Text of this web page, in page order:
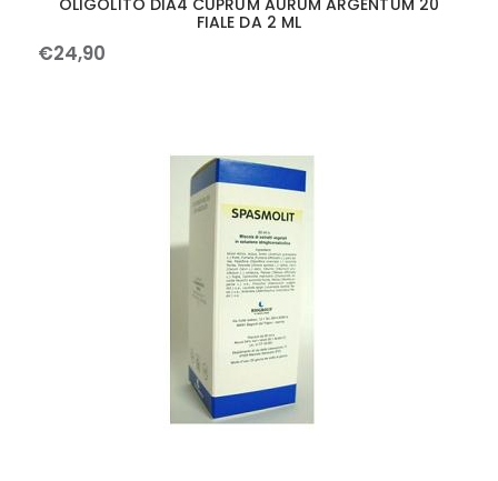
OLIGOLITO DIA4 CUPRUM AURUM ARGENTUM 20
FIALE DA 2 ML
€24,90